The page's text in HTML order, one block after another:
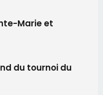
Marie et
du tournoi du